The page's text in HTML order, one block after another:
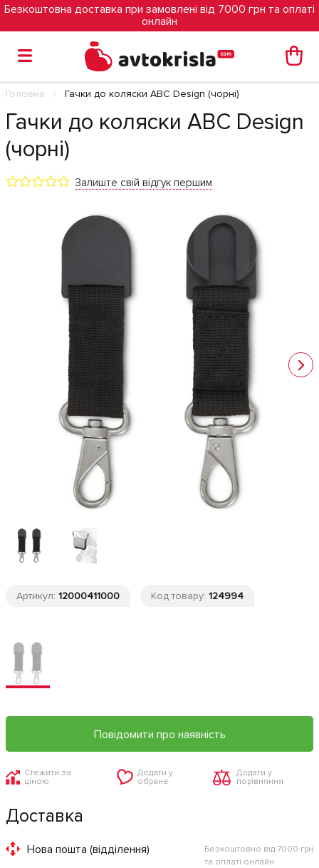
Безкоштовна доставка при замовлені від 7000 грн та оплаті
онлайн
Головна Гачки до коляски ABC Design (чорні)
Гачки до коляски ABC Design
(чорні)
Залиште свій відгук першим
Артикул: 12000411000 Код товару: 124994
Повідомити про наявність
Стежити за
ціною
Додати у
обране
Додати у
порівняння
Доставка
Нова пошта (відділення)
Безкоштовно від 7000 грн
та оплаті онлайн